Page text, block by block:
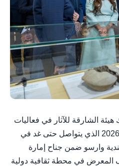
تشارك هيئة الشارقة للآثار في فعاليات
معرض وارسو الدولي للكتاب 2026 الذي يتواصل حتى غد في
وارسو ضمن جناح إمارة
في محطة ثقافية دولية